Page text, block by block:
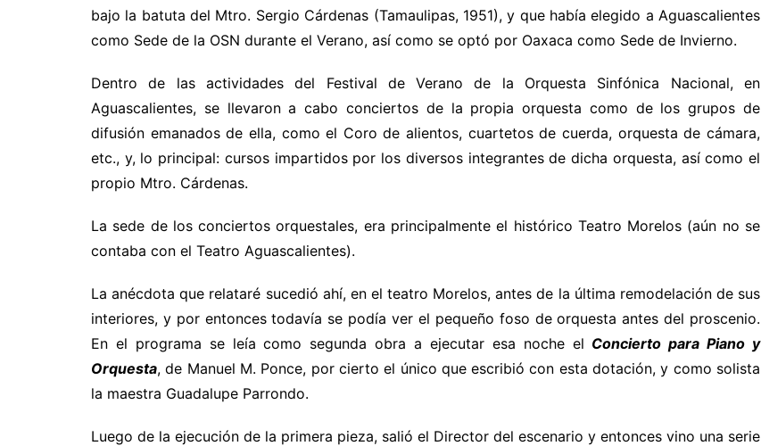
bajo la batuta del Mtro. Sergio Cárdenas (Tamaulipas, 1951), y que había elegido a Aguascalientes
como Sede de la OSN durante el Verano, así como se optó por Oaxaca como Sede de Invierno.
Dentro de las actividades del Festival de Verano de la Orquesta Sinfónica Nacional, en
Aguascalientes, se llevaron a cabo conciertos de la propia orquesta como de los grupos de
difusión emanados de ella, como el Coro de alientos, cuartetos de cuerda, orquesta de cámara,
etc., y, lo principal: cursos impartidos por los diversos integrantes de dicha orquesta, así como el
propio Mtro. Cárdenas.
La sede de los conciertos orquestales, era principalmente el histórico Teatro Morelos (aún no se
contaba con el Teatro Aguascalientes).
La anécdota que relataré sucedió ahí, en el teatro Morelos, antes de la última remodelación de sus
interiores, y por entonces todavía se podía ver el pequeño foso de orquesta antes del proscenio.
En el programa se leía como segunda obra a ejecutar esa noche el Concierto para Piano y
Orquesta, de Manuel M. Ponce, por cierto el único que escribió con esta dotación, y como solista
la maestra Guadalupe Parrondo.
Luego de la ejecución de la primera pieza, salió el Director del escenario y entonces vino una serie